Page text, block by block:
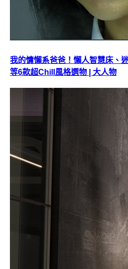
我的慵懶系爸爸！懶人智慧床、
等6款超Chill風格選物 | 大人物